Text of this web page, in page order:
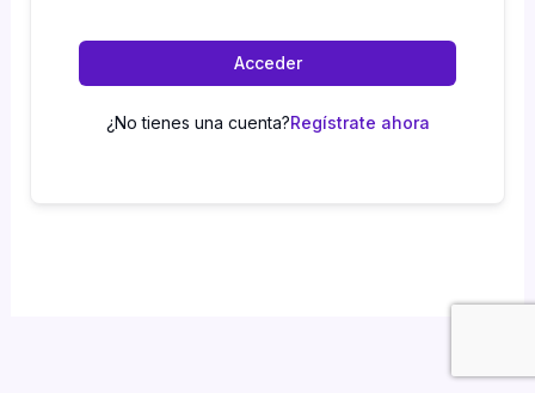
Acceder
¿No tienes una cuenta?Regístrate ahora